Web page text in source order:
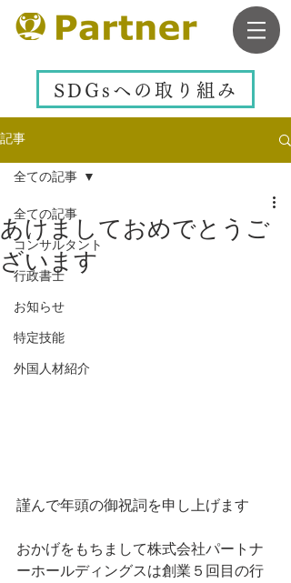
SDGsへの取り組み
記事
全ての記事
コンサルタント
行政書士
お知らせ
特定技能
外国人材紹介
全ての記事
あけましておめでとうご
ざいます
謹んで年頭の御祝詞を申し上げます
おかげをもちまして株式会社パートナ
ーホールディングスは創業５回目の行